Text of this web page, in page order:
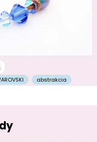
abstrakcia